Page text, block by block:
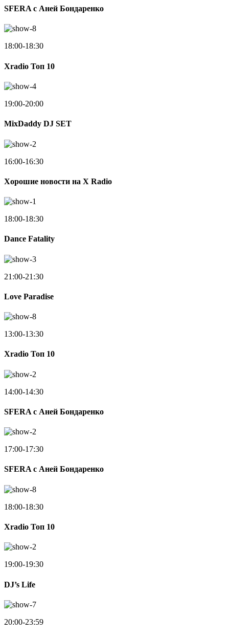
SFERA с Аней Бондаренко
18:00-18:30
Xradio Топ 10
19:00-20:00
MixDaddy DJ SET
16:00-16:30
Хорошие новости на X Radio
18:00-18:30
Dance Fatality
21:00-21:30
Love Paradise
13:00-13:30
Xradio Топ 10
14:00-14:30
SFERA с Аней Бондаренко
17:00-17:30
SFERA с Аней Бондаренко
18:00-18:30
Xradio Топ 10
19:00-19:30
DJ’s Life
20:00-23:59